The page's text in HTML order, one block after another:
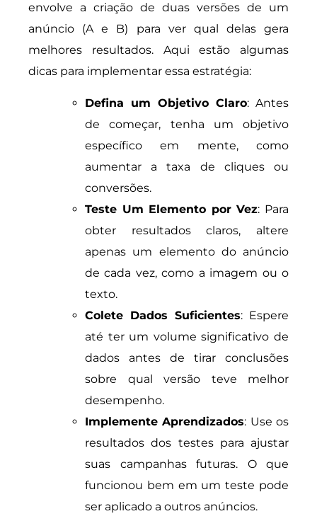
envolve a criação de duas versões de um
anúncio (A e B) para ver qual delas gera
melhores resultados. Aqui estão algumas
dicas para implementar essa estratégia:
Defina um Objetivo Claro: Antes
de começar, tenha um objetivo
específico em mente, como
aumentar a taxa de cliques ou
conversões.
Teste Um Elemento por Vez: Para
obter resultados claros, altere
apenas um elemento do anúncio
de cada vez, como a imagem ou o
texto.
Colete Dados Suficientes: Espere
até ter um volume significativo de
dados antes de tirar conclusões
sobre qual versão teve melhor
desempenho.
Implemente Aprendizados: Use os
resultados dos testes para ajustar
suas campanhas futuras. O que
funcionou bem em um teste pode
ser aplicado a outros anúncios.